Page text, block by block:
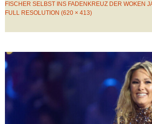
FISCHER SELBST INS FADENKREUZ DER WOKEN
FULL RESOLUTION (620 × 413)